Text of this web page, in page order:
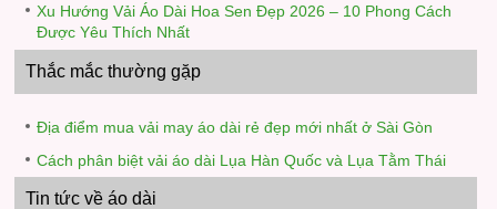
Xu Hướng Vải Áo Dài Hoa Sen Đẹp 2026 – 10 Phong Cách
Được Yêu Thích Nhất
Thắc mắc thường gặp
Địa điểm mua vải may áo dài rẻ đẹp mới nhất ở Sài Gòn
Cách phân biệt vải áo dài Lụa Hàn Quốc và Lụa Tằm Thái
Tin tức về áo dài